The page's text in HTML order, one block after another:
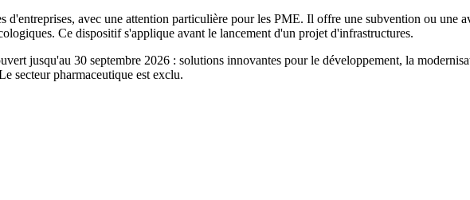
d'entreprises, avec une attention particulière pour les PME. Il offre une subvention ou une
Ce dispositif s'applique avant le lancement d'un projet d'infrastructures.
jusqu'au 30 septembre 2026 : solutions innovantes pour le développement, la
secteur pharmaceutique est exclu.